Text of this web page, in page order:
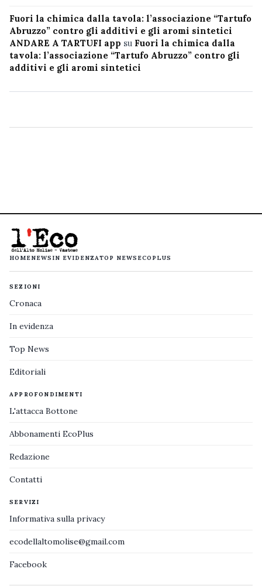
Fuori la chimica dalla tavola: l’associazione “Tartufo
Abruzzo” contro gli additivi e gli aromi sintetici
ANDARE A TARTUFI app su Fuori la chimica dalla
tavola: l’associazione “Tartufo Abruzzo” contro gli
additivi e gli aromi sintetici
HOMENEWS IN EVIDENZATOP NEWS ECOPLUS
SEZIONI
Cronaca
In evidenza
Top News
Editoriali
APPROFONDIMENTI
L'attacca Bottone
Abbonamenti EcoPlus
Redazione
Contatti
SERVIZI
Informativa sulla privacy
ecodellaltomolise@gmail.com
Facebook